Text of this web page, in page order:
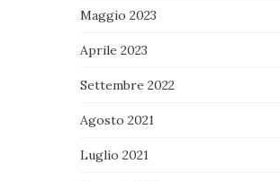
Maggio 2023
Aprile 2023
Settembre 2022
Agosto 2021
Luglio 2021